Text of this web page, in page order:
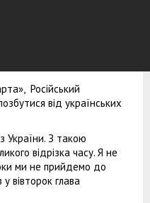
Російський
від українських
України. З такою
відрізка часу. Я не
ми не прийдемо до
вівторок глава